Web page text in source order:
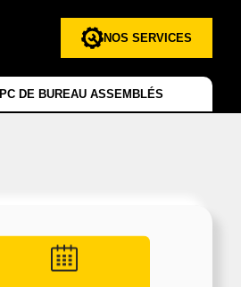
NOS SERVICES
PC DE BUREAU ASSEMBLÉS